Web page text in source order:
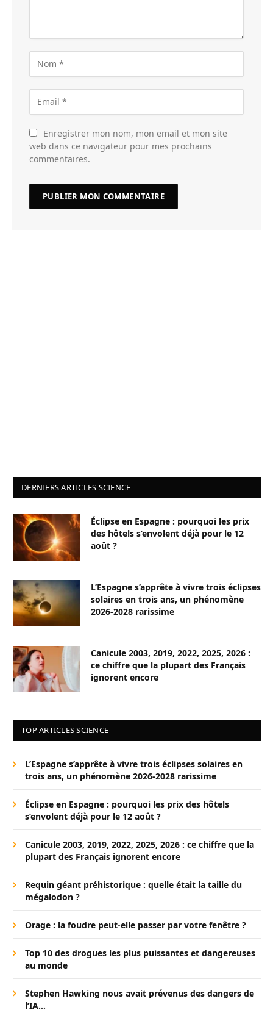
Enregistrer mon nom, mon email et mon site
web dans ce navigateur pour mes prochains
commentaires.
DERNIERS ARTICLES SCIENCE
Éclipse en Espagne : pourquoi les prix
des hôtels s’envolent déjà pour le 12
août ?
L’Espagne s’apprête à vivre trois éclipses
solaires en trois ans, un phénomène
2026-2028 rarissime
Canicule 2003, 2019, 2022, 2025, 2026 :
ce chiffre que la plupart des Français
ignorent encore
TOP ARTICLES SCIENCE
L’Espagne s’apprête à vivre trois éclipses solaires en
trois ans, un phénomène 2026-2028 rarissime
Éclipse en Espagne : pourquoi les prix des hôtels
s’envolent déjà pour le 12 août ?
Canicule 2003, 2019, 2022, 2025, 2026 : ce chiffre que la
plupart des Français ignorent encore
Requin géant préhistorique : quelle était la taille du
mégalodon ?
Orage : la foudre peut-elle passer par votre fenêtre ?
Top 10 des drogues les plus puissantes et dangereuses
au monde
Stephen Hawking nous avait prévenus des dangers de
l’IA…